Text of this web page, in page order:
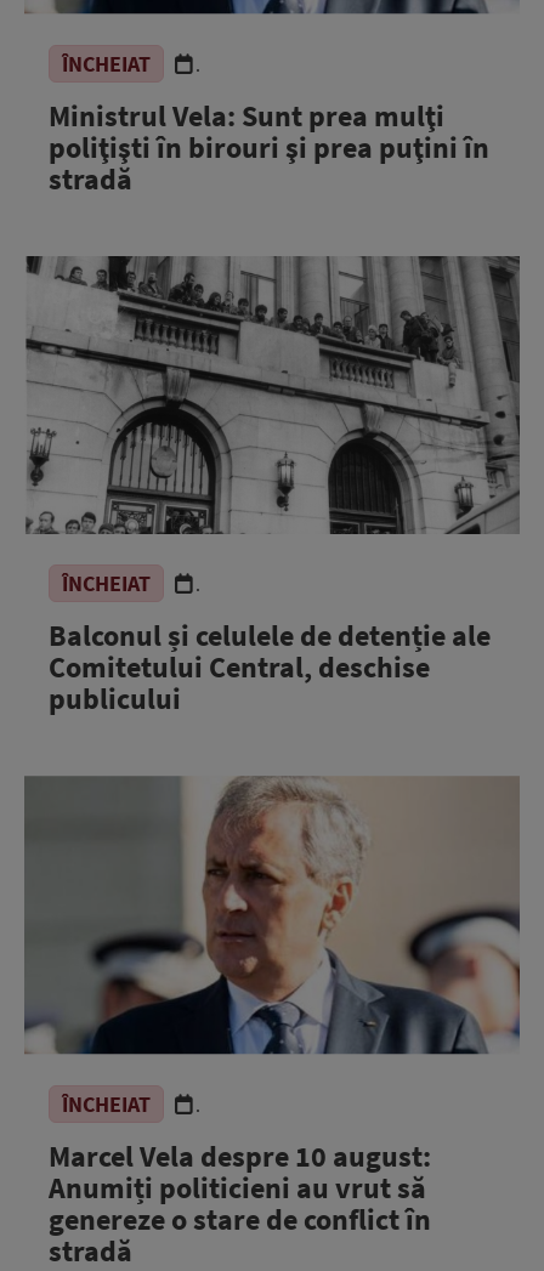
ÎNCHEIAT .
Ministrul Vela: Sunt prea mulţi
poliţişti în birouri şi prea puţini în
stradă
ÎNCHEIAT .
Balconul și celulele de detenție ale
Comitetului Central, deschise
publicului
ÎNCHEIAT .
Marcel Vela despre 10 august:
Anumiți politicieni au vrut să
genereze o stare de conflict în
stradă